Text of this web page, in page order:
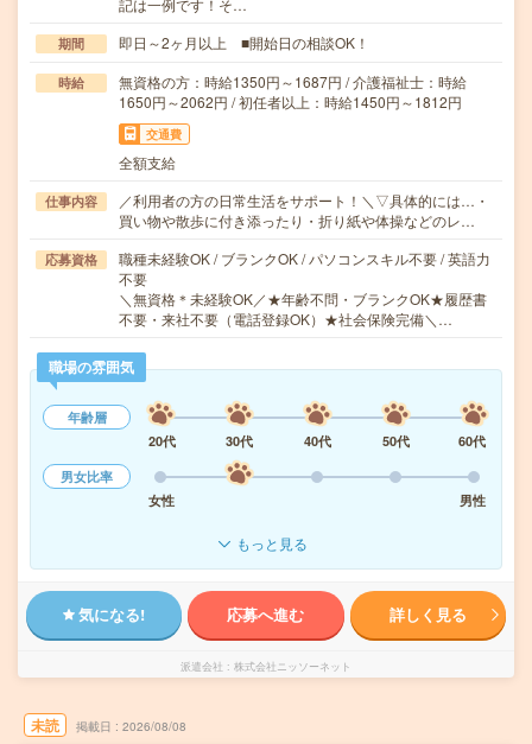
記は一例です！そ…
期間 即日～2ヶ月以上 ■開始日の相談OK！
時給
無資格の方：時給1350円～1687円 / 介護福祉士：時給
1650円～2062円 / 初任者以上：時給1450円～1812円
交通費
全額支給
仕事内容
／利用者の方の日常生活をサポート！＼▽具体的には…・
買い物や散歩に付き添ったり・折り紙や体操などのレ…
応募資格
職種未経験OK / ブランクOK / パソコンスキル不要 / 英語力
不要
＼無資格＊未経験OK／★年齢不問・ブランクOK★履歴書
不要・来社不要（電話登録OK）★社会保険完備＼…
職場の雰囲気
年齢層
20代
30代 40代 50代
60代
男女比率
女性
男性
もっと見る
気になる! 応募へ進む 詳しく見る
派遣会社 株式会社ニッソーネット
未読 掲載日 2026/08/08